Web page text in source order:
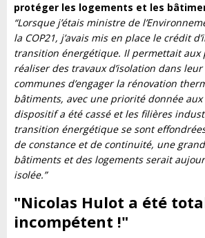
protéger les logements et les
“Lorsque j’étais ministre de
la COP21, j’avais mis en place le crédit
transition énergétique. Il permettait aux
réaliser des travaux d’isolation dans
communes d’engager la rénovation
bâtiments, avec une priorité donnée aux
dispositif a été cassé et les filières
transition énergétique se sont
de constance et de continuité, une
bâtiments et des logements serait
isolée.”
"Nicolas Hulot a été
incompétent !"